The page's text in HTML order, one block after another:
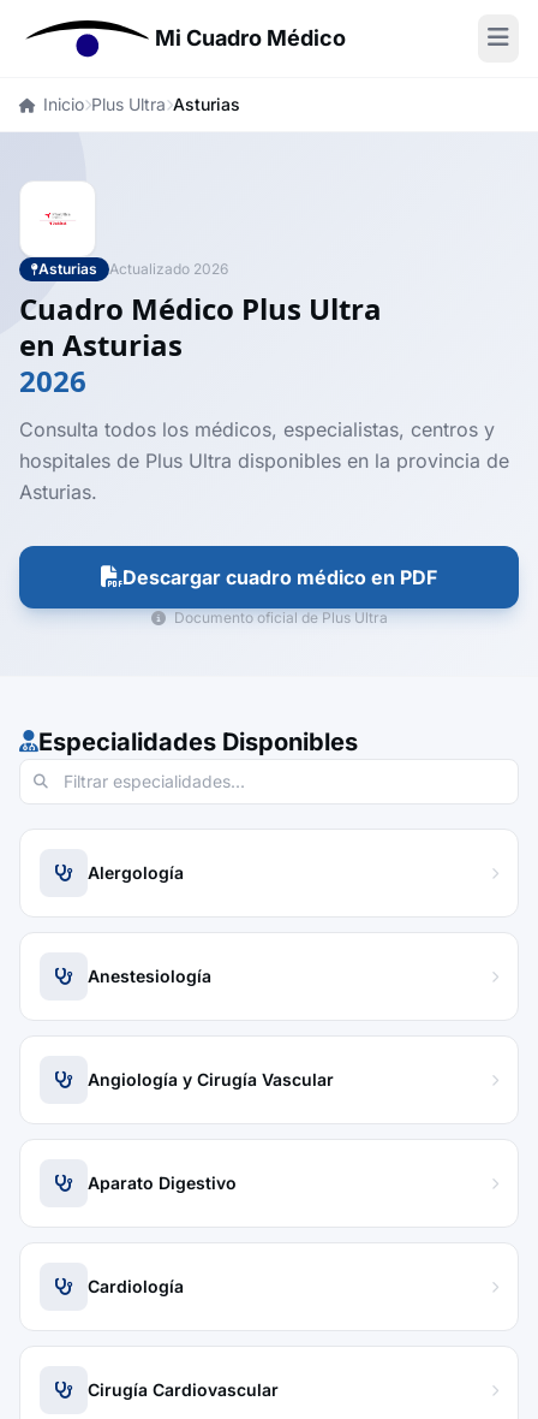
Mi Cuadro Médico
Inicio Plus Ultra Asturias
Asturias Actualizado 2026
Cuadro Médico Plus Ultra
en Asturias
2026
Consulta todos los médicos, especialistas, centros y
hospitales de Plus Ultra disponibles en la provincia de
Asturias.
Descargar cuadro médico en PDF
Documento oficial de Plus Ultra
Especialidades Disponibles
Alergología
Anestesiología
Angiología y Cirugía Vascular
Aparato Digestivo
Cardiología
Cirugía Cardiovascular